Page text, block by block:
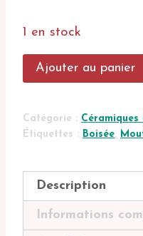
1 en stock
quantité
Ajouter au panier
Catégorie :
Étiquettes : Boisée,
Description
Informations